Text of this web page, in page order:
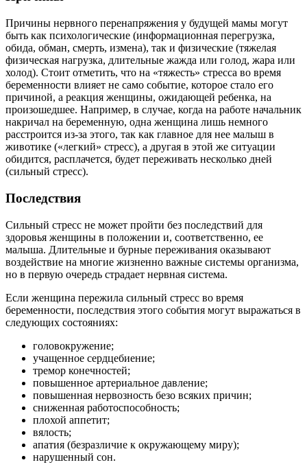
Причины нервного перенапряжения у будущей мамы могут
быть как психологические (информационная перегрузка,
обида, обман, смерть, измена), так и физические (тяжелая
физическая нагрузка, длительные жажда или голод, жара или
холод). Стоит отметить, что на «тяжесть» стресса во время
беременности влияет не само событие, которое стало его
причиной, а реакция женщины, ожидающей ребенка, на
произошедшее. Например, в случае, когда на работе начальник
накричал на беременную, одна женщина лишь немного
расстроится из-за этого, так как главное для нее малыш в
животике («легкий» стресс), а другая в этой же ситуации
обидится, расплачется, будет переживать несколько дней
(сильный стресс).
Последствия
Сильный стресс не может пройти без последствий для
здоровья женщины в положении и, соответственно, ее
малыша. Длительные и бурные переживания оказывают
воздействие на многие жизненно важные системы организма,
но в первую очередь страдает нервная система.
Если женщина пережила сильный стресс во время
беременности, последствия этого события могут выражаться в
следующих состояниях:
головокружение;
учащенное сердцебиение;
тремор конечностей;
повышенное артериальное давление;
повышенная нервозность безо всяких причин;
сниженная работоспособность;
плохой аппетит;
вялость;
апатия (безразличие к окружающему миру);
нарушенный сон.